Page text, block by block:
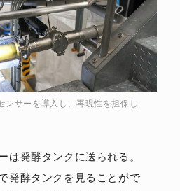
ンサーを導入し、再現性を担保し
は発酵タンクに送られる。
発酵タンクを見ることがで